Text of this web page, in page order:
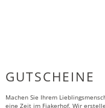
GUTSCHEINE
Machen Sie Ihrem
eine Zeit im Fiakerhof. Wir